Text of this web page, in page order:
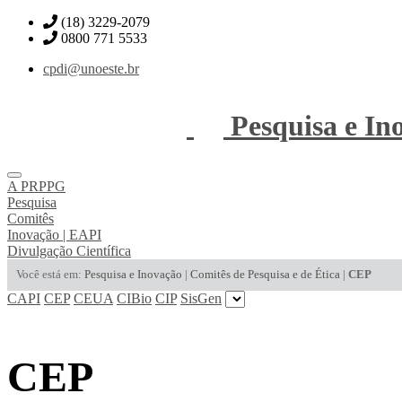
(18) 3229-2079
0800 771 5533
cpdi@unoeste.br
Pesquisa e
A PRPPG
Pesquisa
Comitês
Inovação | EAPI
Divulgação Científica
Você está em: Pesquisa e Inovação | Comitês de Pesquisa e de Ética | CEP
CAPI CEP CEUA CIBio CIP SisGen
CEP